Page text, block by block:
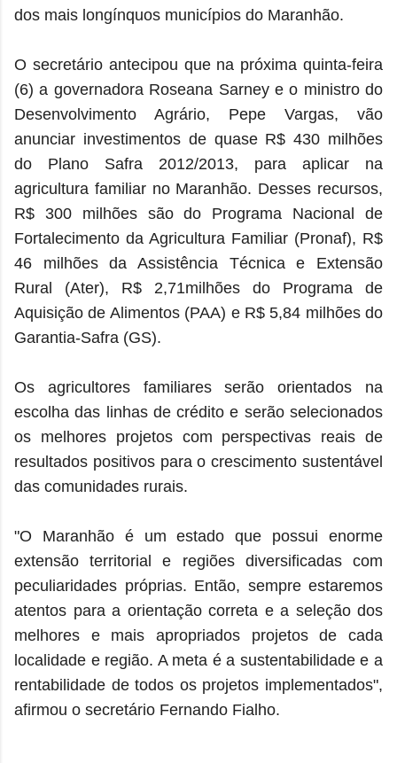
dos mais longínquos municípios do Maranhão.
O secretário antecipou que na próxima quinta-feira
(6) a governadora Roseana Sarney e o ministro do
Desenvolvimento Agrário, Pepe Vargas, vão
anunciar investimentos de quase R$ 430 milhões
do Plano Safra 2012/2013, para aplicar na
agricultura familiar no Maranhão. Desses recursos,
R$ 300 milhões são do Programa Nacional de
Fortalecimento da Agricultura Familiar (Pronaf), R$
46 milhões da Assistência Técnica e Extensão
Rural (Ater), R$ 2,71milhões do Programa de
Aquisição de Alimentos (PAA) e R$ 5,84 milhões do
Garantia-Safra (GS).
Os agricultores familiares serão orientados na
escolha das linhas de crédito e serão selecionados
os melhores projetos com perspectivas reais de
resultados positivos para o crescimento sustentável
das comunidades rurais.
"O Maranhão é um estado que possui enorme
extensão territorial e regiões diversificadas com
peculiaridades próprias. Então, sempre estaremos
atentos para a orientação correta e a seleção dos
melhores e mais apropriados projetos de cada
localidade e região. A meta é a sustentabilidade e a
rentabilidade de todos os projetos implementados",
afirmou o secretário Fernando Fialho.